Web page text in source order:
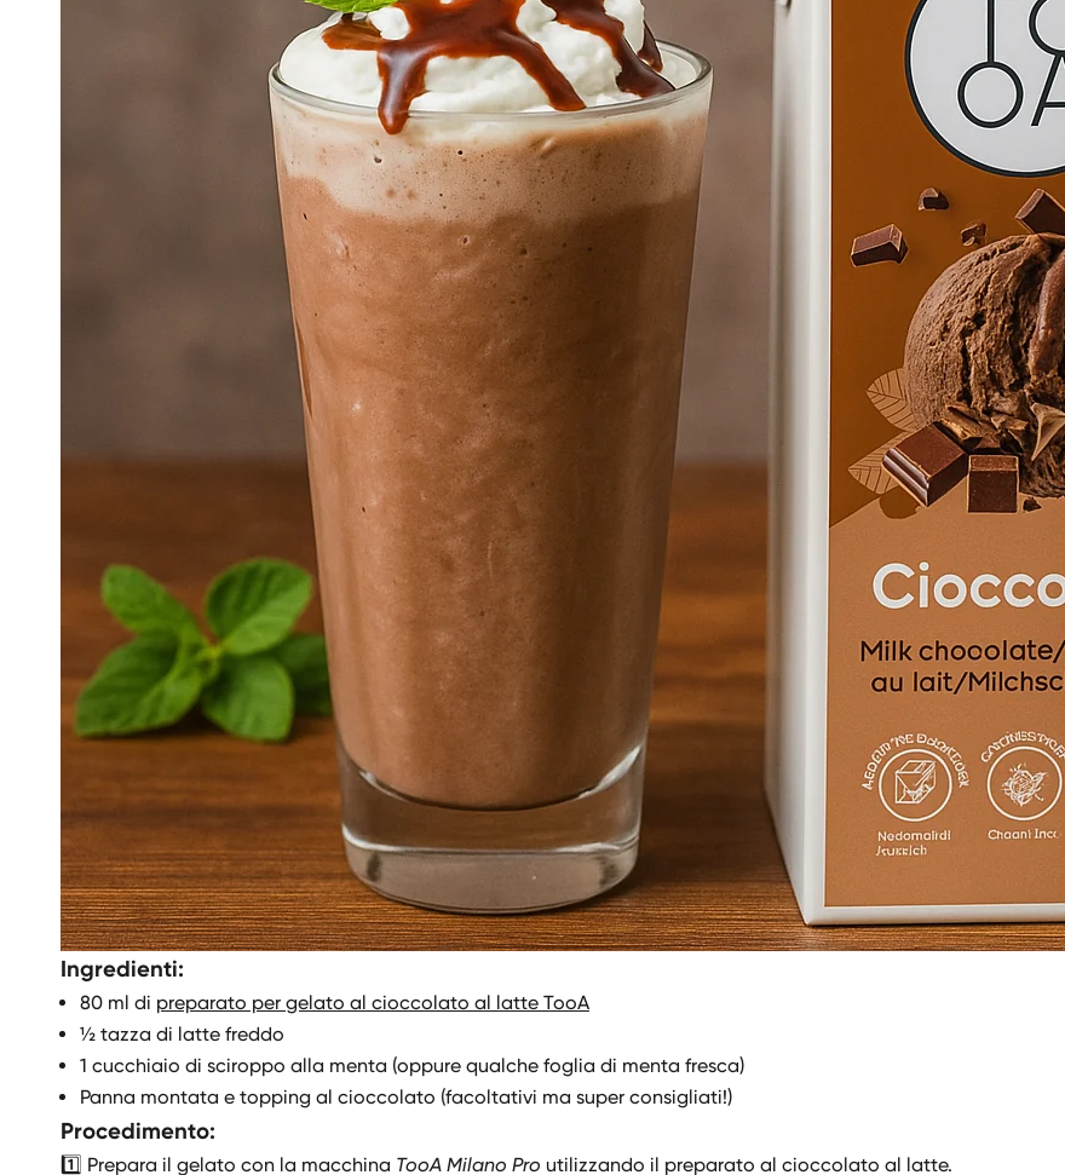
Ingredienti:
80 ml di preparato per gelato al cioccolato al latte TooA
½ tazza di latte freddo
1 cucchiaio di sciroppo alla menta (oppure qualche foglia di menta fresca)
Panna montata e topping al cioccolato (facoltativi ma super consigliati!)
Procedimento:
1️⃣ Prepara il gelato con la macchina TooA Milano Pro utilizzando il preparato al cioccolato al latte.